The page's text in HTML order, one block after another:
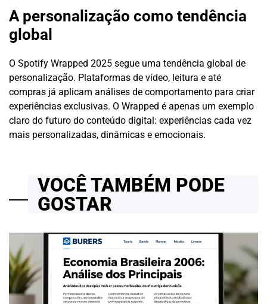
A personalização como tendência
global
O Spotify Wrapped 2025 segue uma tendência global de
personalização. Plataformas de vídeo, leitura e até
compras já aplicam análises de comportamento para criar
experiências exclusivas. O Wrapped é apenas um exemplo
claro do futuro do conteúdo digital: experiências cada vez
mais personalizadas, dinâmicas e emocionais.
VOCÊ TAMBÉM PODE
GOSTAR